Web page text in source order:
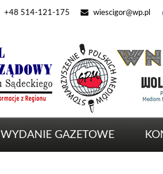
+48 514-121-175 wiescigor@wp.pl
WYDANIE GAZETOWE